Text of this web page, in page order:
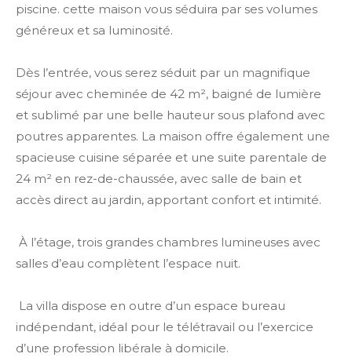
piscine. cette maison vous séduira par ses volumes
généreux et sa luminosité.
Dès l’entrée, vous serez séduit par un magnifique
séjour avec cheminée de 42 m², baigné de lumière
et sublimé par une belle hauteur sous plafond avec
poutres apparentes. La maison offre également une
spacieuse cuisine séparée et une suite parentale de
24 m² en rez-de-chaussée, avec salle de bain et
accès direct au jardin, apportant confort et intimité.
À l’étage, trois grandes chambres lumineuses avec
salles d’eau complètent l’espace nuit.
La villa dispose en outre d’un espace bureau
indépendant, idéal pour le télétravail ou l’exercice
d’une profession libérale à domicile.